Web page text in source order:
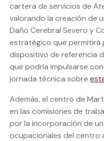
cartera de servicios de
valorando la creación de
Daño Cerebral Severo y
estratégico que permitirá
dispositivo de referencia
que podría impulsarse
jornada técnica sobre
Además, el centro de
en las comisiones de
por la incorporación de
ocupacionales del centro